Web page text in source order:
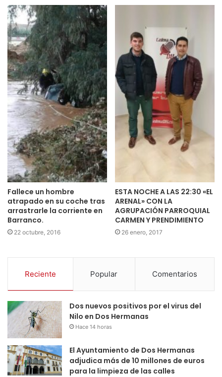
Fallece un hombre
atrapado en su coche tras
arrastrarle la corriente en
Barranco.
22 octubre, 2016
ESTA NOCHE A LAS 22:30 «EL
ARENAL» CON LA
AGRUPACIÓN PARROQUIAL
CARMEN Y PRENDIMIENTO
26 enero, 2017
Reciente Popular Comentarios
Dos nuevos positivos por el virus del
Nilo en Dos Hermanas
Hace 14 horas
El Ayuntamiento de Dos Hermanas
adjudica más de 10 millones de euros
para la limpieza de las calles